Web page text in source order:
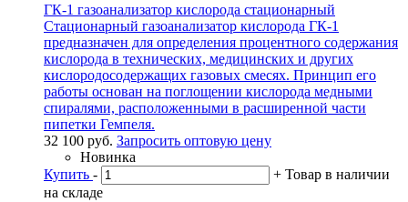
ГК-1 газоанализатор кислорода стационарный
Стационарный газоанализатор кислорода ГК-1
предназначен для определения процентного содержания
кислорода в технических, медицинских и других
кислородосодержащих газовых смесях. Принцип его
работы основан на поглощении кислорода медными
спиралями, расположенными в расширенной части
пипетки Гемпеля.
32 100 руб. Запросить оптовую цену
Новинка
Купить - + Товар в наличии
на складе